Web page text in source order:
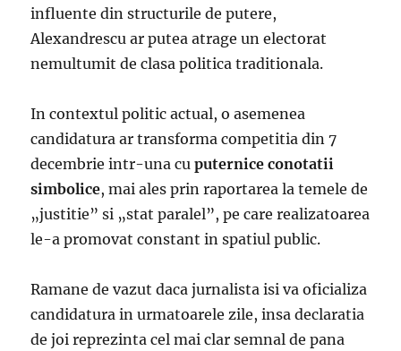
influente din structurile de putere,
Alexandrescu ar putea atrage un electorat
nemultumit de clasa politica traditionala.
In contextul politic actual, o asemenea
candidatura ar transforma competitia din 7
decembrie intr-una cuputernice conotatii
simbolice, mai ales prin raportarea la temele de
„justitie” si „stat paralel”, pe care realizatoarea
le-a promovat constant in spatiul public.
Ramane de vazut daca jurnalista isi va oficializa
candidatura in urmatoarele zile, insa declaratia
de joi reprezinta cel mai clar semnal de pana